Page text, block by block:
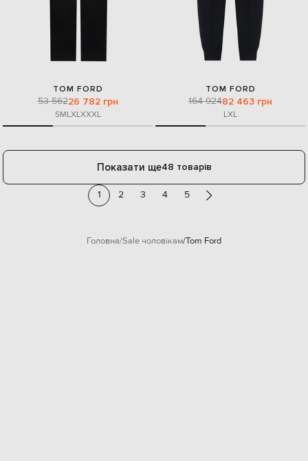
TOM FORD
53 56226 782 грн
SMLXLXXXL
TOM FORD
164 92482 463 грн
LXL
Показати ще48 товарів
1 2 3 4 5
Головна Sale чоловікам Tom Ford